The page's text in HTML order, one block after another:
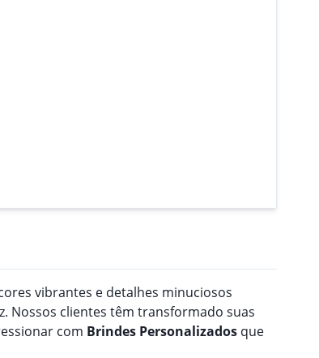
vibrantes e detalhes minuciosos
Nossos clientes têm transformado suas
com Brindes Personalizados que